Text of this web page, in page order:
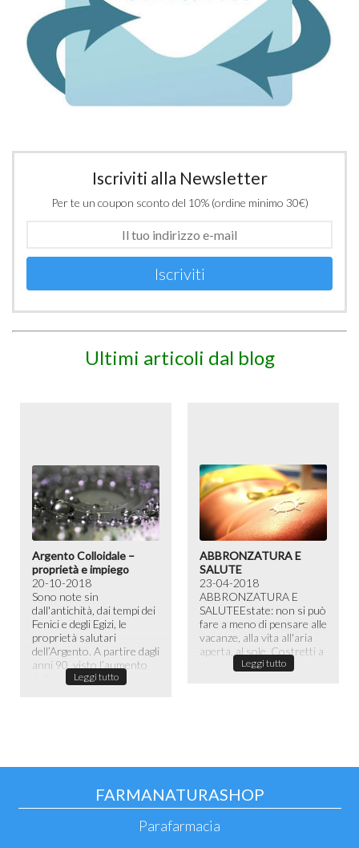
Iscriviti alla Newsletter
Per te un coupon sconto del 10% (ordine minimo 30€)
Iscriviti
Ultimi articoli dal blog
Argento Colloidale –
proprietà e impiego
20-10-2018
Sono note sin
dall'antichità, dai tempi dei
Fenici e degli Egizi, le
proprietà salutari
dell’Argento. A partire dagli
anni 90, visto l’aumento
Leggi tutto
ABBRONZATURA E
SALUTE
23-04-2018
ABBRONZATURA E
SALUTE​ Estate: non si può
fare a meno di pensare alle
vacanze, alla vita all'aria
aperta, al sole. Costretti a
passare la maggior ...
Leggi tutto
FARMANATURASHOP
Parafarmacia